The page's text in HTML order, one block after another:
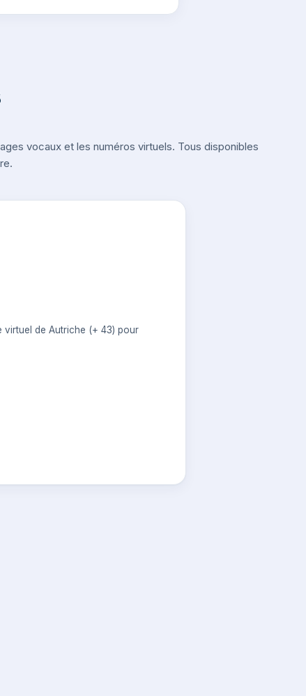
vocaux et les numéros virtuels. Tous disponibles
virtuel de Autriche (+ 43) pour